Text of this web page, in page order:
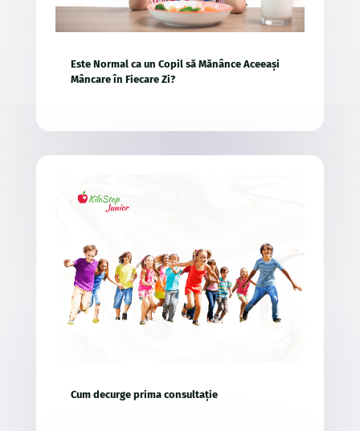
Este Normal ca un Copil să Mănânce Aceeași
Mâncare în Fiecare Zi?
Cum decurge prima consultație